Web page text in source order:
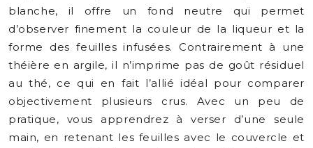
blanche, il offre un fond neutre qui permet
d’observer finement la couleur de la liqueur et la
forme des feuilles infusées. Contrairement à une
théière en argile, il n’imprime pas de goût résiduel
au thé, ce qui en fait l’allié idéal pour comparer
objectivement plusieurs crus. Avec un peu de
pratique, vous apprendrez à verser d’une seule
main, en retenant les feuilles avec le couvercle et